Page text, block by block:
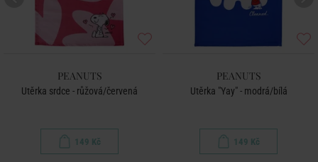
PEANUTS
Utěrka srdce - růžová/červená
149 Kč
PEANUTS
Utěrka "Yay" - modrá/bílá
149 Kč